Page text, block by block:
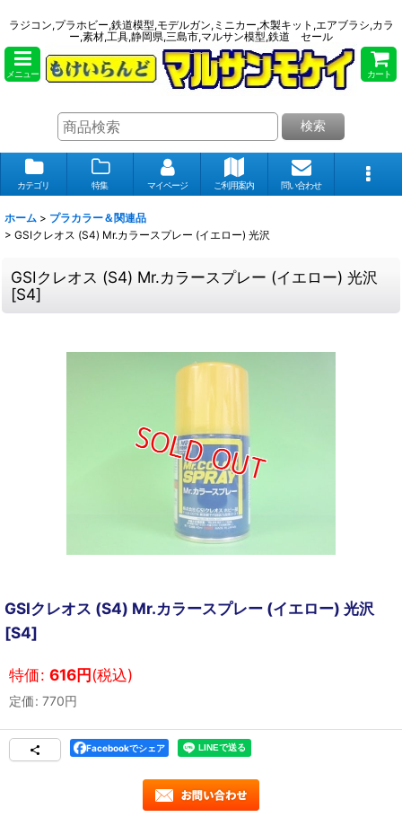
ラジコン,プラホビー,鉄道模型,モデルガン,ミニカー,木製キット,エアブラシ,カラ
ー,素材,工具,静岡県,三島市,マルサン模型,鉄道 セール
メニュー カート
検索
カテゴリ 特集 マイページ ご利用案内 問い合わせ
ホーム > プラカラー＆関連品
> GSIクレオス (S4) Mr.カラースプレー (イエロー) 光沢
GSIクレオス (S4) Mr.カラースプレー (イエロー) 光沢
[S4]
GSIクレオス (S4) Mr.カラースプレー (イエロー) 光沢
[S4]
特価: 616円(税込)
定価: 770円
Facebookでシェア